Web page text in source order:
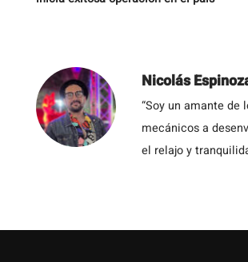
Nicolás
“Soy un amante
mecánicos a
el relajo y